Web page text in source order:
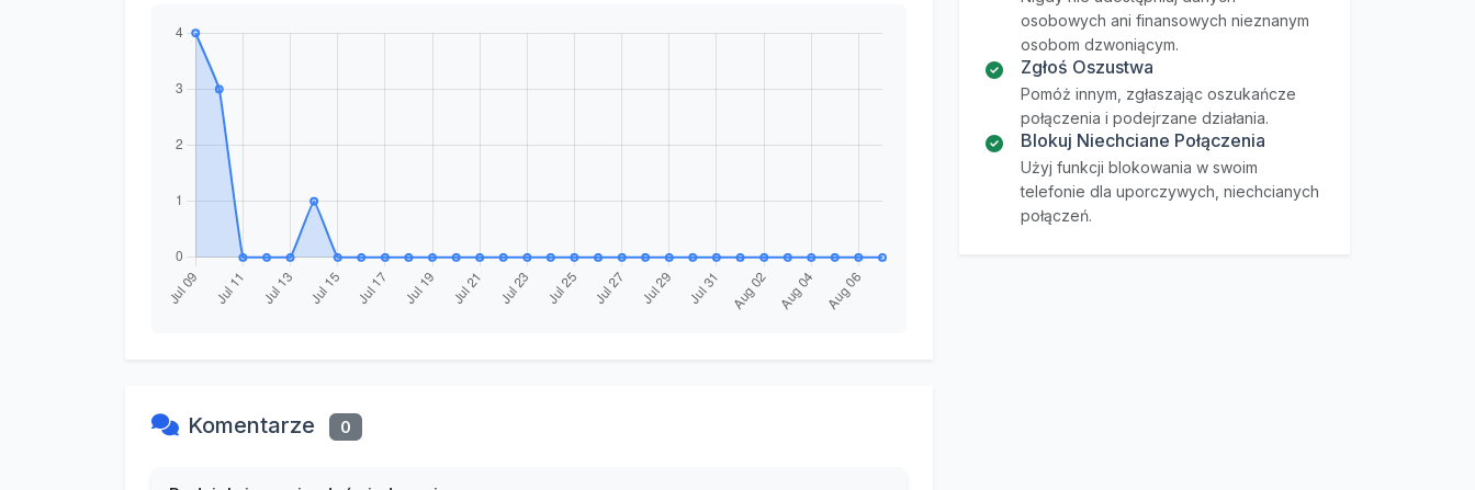
Komentarze 0
osobowych ani finansowych nieznanym
osobom dzwoniącym.
Zgłoś Oszustwa
Pomóż innym, zgłaszając oszukańcze
połączenia i podejrzane działania.
Blokuj Niechciane Połączenia
Użyj funkcji blokowania w swoim
telefonie dla uporczywych, niechcianych
połączeń.